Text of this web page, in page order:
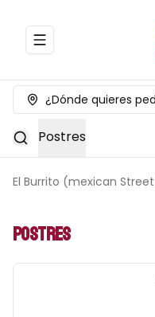
Abrir menu de
¿Dónde quieres
Postres
El Burrito (mexican
Postres